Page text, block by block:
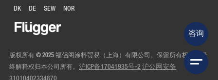
DK DE SEW NOR
版权所有 © 2025 福侣阁涂料贸易（上海）有限公司。保留所有权利。最
终解释权归本公司所有。沪ICP备17041935号-2 沪公网安备
咨询